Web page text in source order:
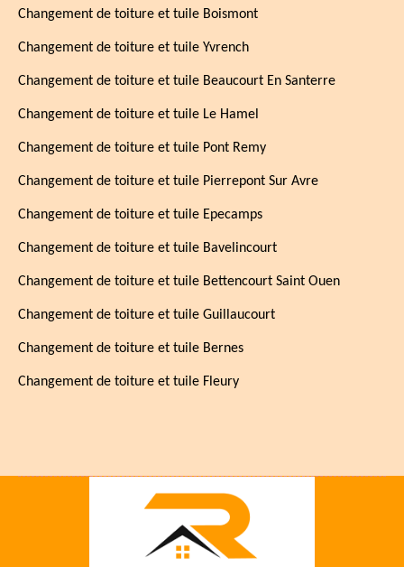
Changement de toiture et tuile Boismont
Changement de toiture et tuile Yvrench
Changement de toiture et tuile Beaucourt En Santerre
Changement de toiture et tuile Le Hamel
Changement de toiture et tuile Pont Remy
Changement de toiture et tuile Pierrepont Sur Avre
Changement de toiture et tuile Epecamps
Changement de toiture et tuile Bavelincourt
Changement de toiture et tuile Bettencourt Saint Ouen
Changement de toiture et tuile Guillaucourt
Changement de toiture et tuile Bernes
Changement de toiture et tuile Fleury